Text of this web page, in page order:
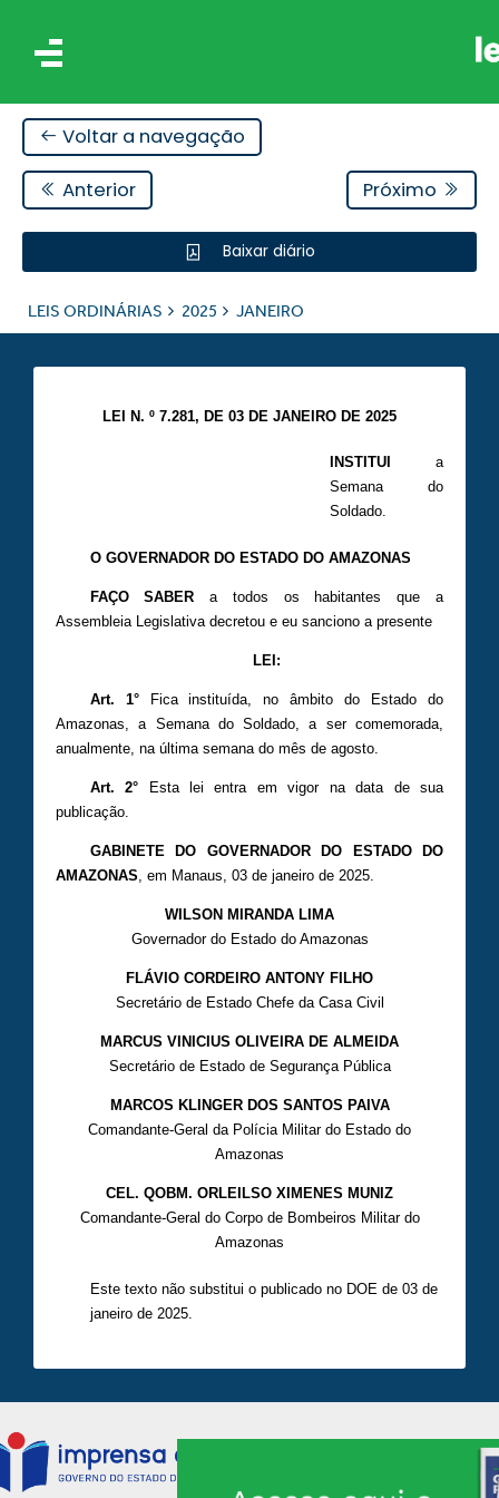
Voltar a navegação
Anterior Próximo
Baixar diário
LEIS ORDINÁRIAS 2025 JANEIRO
LEI N. º 7.281, DE 03 DE JANEIRO DE 2025
INSTITUI
a
Semana do
Soldado.
O GOVERNADOR DO ESTADO DO AMAZONAS
FAÇO SABER a todos os habitantes que a
Assembleia Legislativa decretou e eu sanciono a presente
LEI:
Art. 1°
Fica instituída, no âmbito do Estado do
Amazonas, a Semana do Soldado, a ser comemorada,
anualmente, na última semana do mês de agosto.
Art. 2° Esta lei entra em vigor na data de sua
publicação.
GABINETE DO GOVERNADOR DO ESTADO DO
AMAZONAS , em Manaus, 03 de janeiro de 2025.
WILSON MIRANDA LIMA
Governador do Estado do Amazonas
FLÁVIO CORDEIRO ANTONY FILHO
Secretário de Estado Chefe da Casa Civil
MARCUS VINICIUS OLIVEIRA DE ALMEIDA
Secretário de Estado de Segurança Pública
MARCOS KLINGER DOS SANTOS PAIVA
Comandante-Geral da Polícia Militar do Estado do
Amazonas
CEL. QOBM. ORLEILSO XIMENES MUNIZ
Comandante-Geral do Corpo de Bombeiros Militar do
Amazonas
Este texto não substitui o publicado no DOE de 03 de
janeiro de 2025.